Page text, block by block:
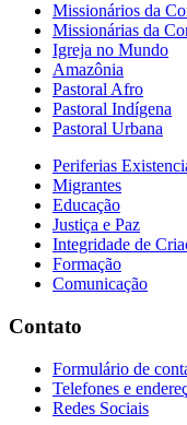
Missionários da
Missionárias da
Igreja no Mundo
Amazônia
Pastoral Afro
Pastoral Indígena
Pastoral Urbana
Periferias
Migrantes
Educação
Justiça e Paz
Integridade de
Formação
Comunicação
Contato
Formulário de
Telefones e
Redes Sociais